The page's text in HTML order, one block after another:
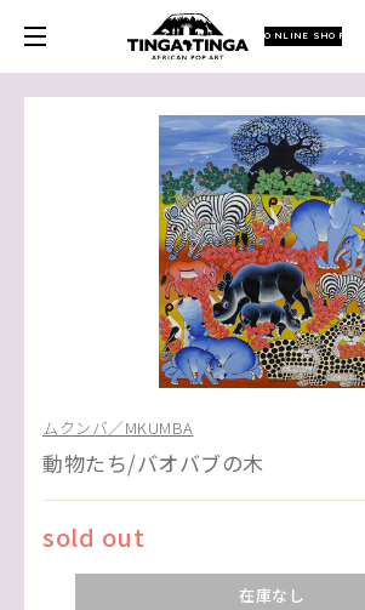
ONLINE SHOP
ムクンバ／MKUMBA
動物たち/バオバブの木
sold out
在庫なし